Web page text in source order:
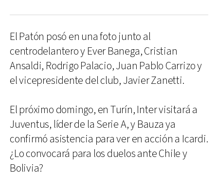
El Patón posó en una foto junto al
centrodelantero y Ever Banega, Cristian
Ansaldi, Rodrigo Palacio, Juan Pablo Carrizo y
el vicepresidente del club, Javier Zanetti.
El próximo domingo, en Turín, Inter visitará a
Juventus, líder de la Serie A, y Bauza ya
confirmó asistencia para ver en acción a Icardi.
¿Lo convocará para los duelos ante Chile y
Bolivia?